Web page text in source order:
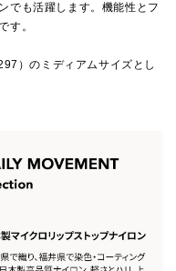
でも活躍します。機能性とフ
す。
）のミディアムサイズとし